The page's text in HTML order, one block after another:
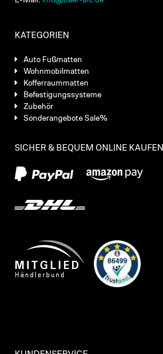
KATEGORIEN
Auto Fußmatten
Wohnmobilmatten
Kofferraummatten
Befestigungssysteme
Zubehör
Sonderangebote Sale%
SICHER & BEQUEM ONLINE KAUFEN